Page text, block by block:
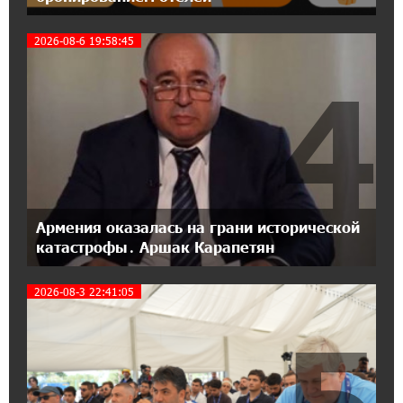
День благодарности клиентам в Ванадзоре:
IDBank
17:07:36 11-07-2026
Пашинян замотивирован уничтожить
Армению․ Аршак Карапетян
14:27:40 11-07-2026
«Мой лес Армения» — бенефициар
инициативы «Сила одного драма» в июле
12:56:04 11-07-2026
Станьте акционером Юнибанка и
воспользуйтесь выгодным инвестиционным
21:45:09 9-07-2026
2026-08-6 19:58:45
Армения оказалась на грани исторической
катастрофы․ Аршак Карапетян
4
2026-08-3 22:41:05